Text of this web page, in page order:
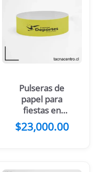
Pulseras de
papel para
fiestas en
Punta Arenas
$23,000.00